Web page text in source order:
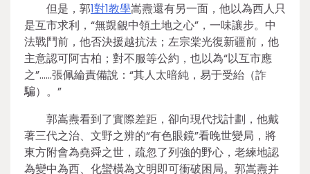
但是，郭1對1教學嵩燾還有另一面，他以為西人只
是互市求利，“無覬覦中領土地之心”，一味讓步。中
法戰鬥前，他否決援越抗法；左宗棠光復新疆前，他
主意認可阿古柏；對不服等公約，也以為“以互市應
之”……張佩綸責備說：“其人太暗純，易于受紿（詐
騙）。”
郭嵩燾看到了實際差距，卻向現代找計劃，他戴
著三代之治、文野之辨的“有色眼鏡”看晚世變局，將
東方附會為堯舜之世，疏忽了列強的野心，老練地認
為變中為西、化蠻橫為文明即可衝破困局。郭嵩燾并